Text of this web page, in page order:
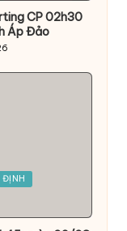
CP 02h30
Áp Đảo
ĐỊNH